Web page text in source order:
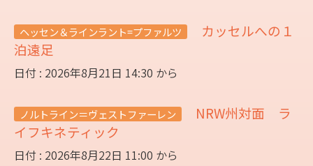
ヘッセン＆ラインラント=プファルツ
カッセルへの１
泊遠足
日付 : 2026年8月21日 14:30 から
ノルトライン＝ヴェストファーレン
NRW州対面 ラ
イフキネティック
日付 : 2026年8月22日 11:00 から